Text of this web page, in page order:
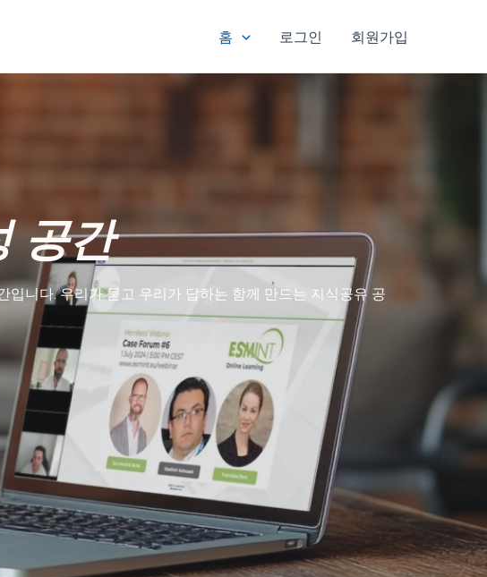
홈 로그인 회원가입
공간
니다. 우리가 묻고 우리가 답하는 함께 만드는 지식공유 공